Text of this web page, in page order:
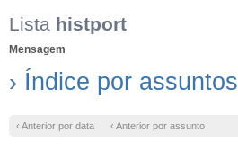
Lista histport
Mensagem
› Índice por assuntos
‹ Anterior por data ‹ Anterior por assunto